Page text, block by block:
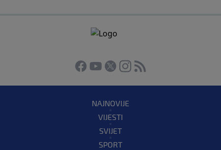
NAJNOVIJE
VIJESTI
SVIJET
SPORT